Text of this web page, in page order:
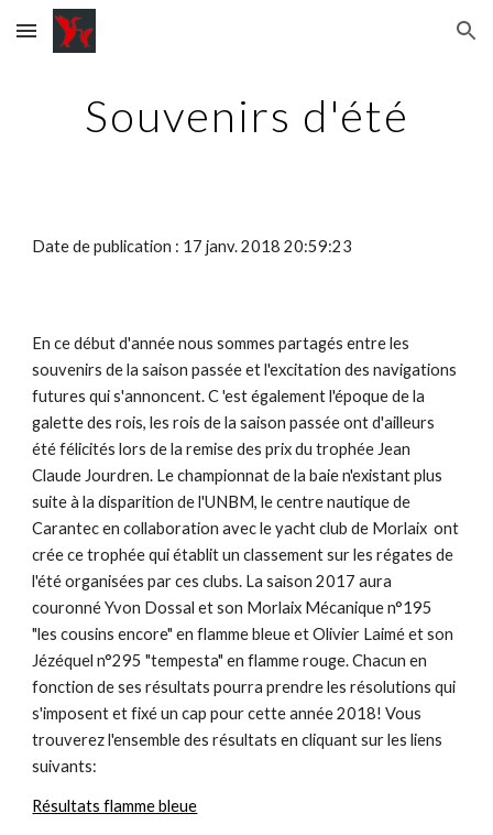
Skip to main content Skip to navigation
Souvenirs d'été
Date de publication : 17 janv. 2018 20:59:23
En ce début d'année nous sommes partagés entre les
souvenirs de la saison passée et l'excitation des navigations
futures qui s'annoncent. C 'est également l'époque de la
galette des rois, les rois de la saison passée ont d'ailleurs
été félicités lors de la remise des prix du trophée Jean
Claude Jourdren. Le championnat de la baie n'existant plus
suite à la disparition de l'UNBM, le centre nautique de
Carantec en collaboration avec le yacht club de Morlaix ont
crée ce trophée qui établit un classement sur les régates de
l'été organisées par ces clubs. La saison 2017 aura
couronné Yvon Dossal et son Morlaix Mécanique n°195
"les cousins encore" en flamme bleue et Olivier Laimé et son
Jézéquel n°295 "tempesta" en flamme rouge. Chacun en
fonction de ses résultats pourra prendre les résolutions qui
s'imposent et fixé un cap pour cette année 2018! Vous
trouverez l'ensemble des résultats en cliquant sur les liens
suivants:
Résultats flamme bleue